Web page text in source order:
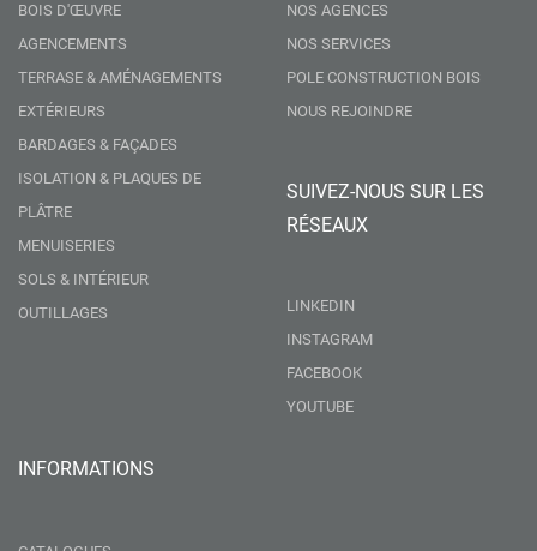
BOIS D'ŒUVRE
AGENCEMENTS
TERRASE & AMÉNAGEMENTS
EXTÉRIEURS
BARDAGES & FAÇADES
ISOLATION & PLAQUES DE
PLÂTRE
MENUISERIES
SOLS & INTÉRIEUR
OUTILLAGES
NOS AGENCES
NOS SERVICES
POLE CONSTRUCTION BOIS
NOUS REJOINDRE
SUIVEZ-NOUS SUR LES
RÉSEAUX
LINKEDIN
INSTAGRAM
FACEBOOK
YOUTUBE
INFORMATIONS